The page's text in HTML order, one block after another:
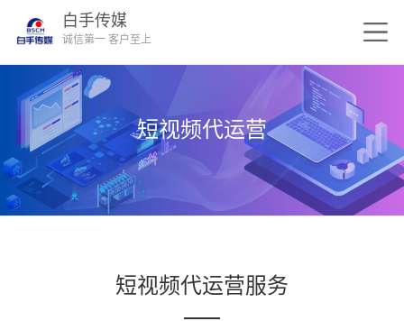
白手传媒
诚信第一 客户至上
短视频代运营
短视频代运营服务